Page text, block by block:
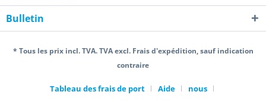
Bulletin
* Tous les prix incl. TVA. TVA excl. Frais d'expédition, sauf indication
contraire
Tableau des frais de port Aide
nous